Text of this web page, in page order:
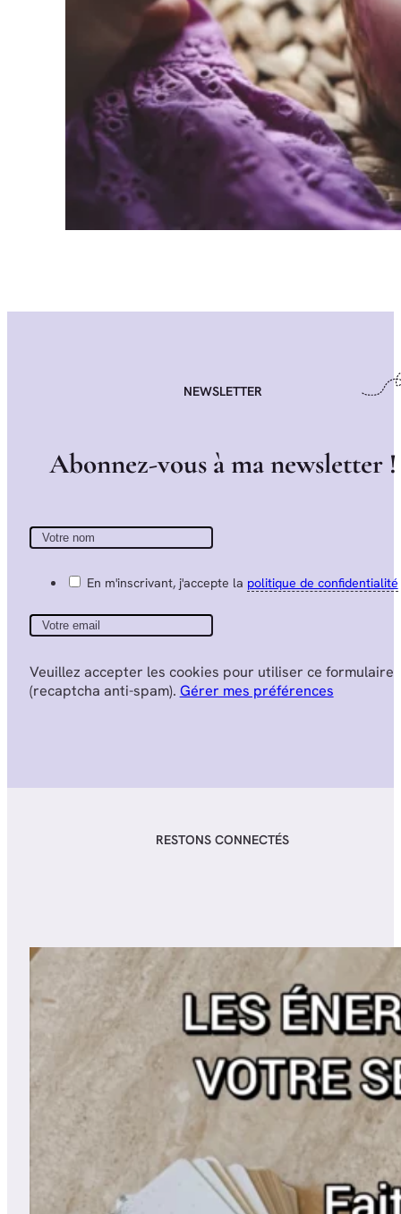
NEWSLETTER
Abonnez-vous àmanewsletter !
En m'inscrivant, j'accepte la politique de confidentialité
Veuillez accepter les cookies pour utiliser ce formulaire
(recaptcha anti-spam). Gérer mes préférences
RESTONS CONNECTÉS